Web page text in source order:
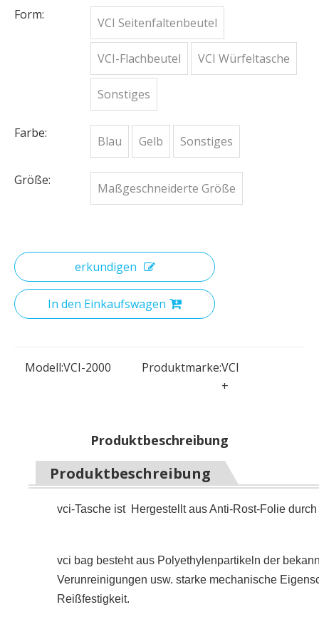
Form:
VCI Seitenfaltenbeutel
VCI-Flachbeutel VCI Würfeltasche
Sonstiges
Farbe:
Blau Gelb Sonstiges
Größe:
Maßgeschneiderte Größe
erkundigen
In den Einkaufswagen
Modell:VCI-2000 Produktmarke:VCI
+
Produktbeschreibung
Produktbeschreibung
vci-Tasche ist Hergestellt aus Anti-Rost-Folie
vci bag besteht aus Polyethylenpartikeln der
Verunreinigungen usw. starke mechanische
Reißfestigkeit.